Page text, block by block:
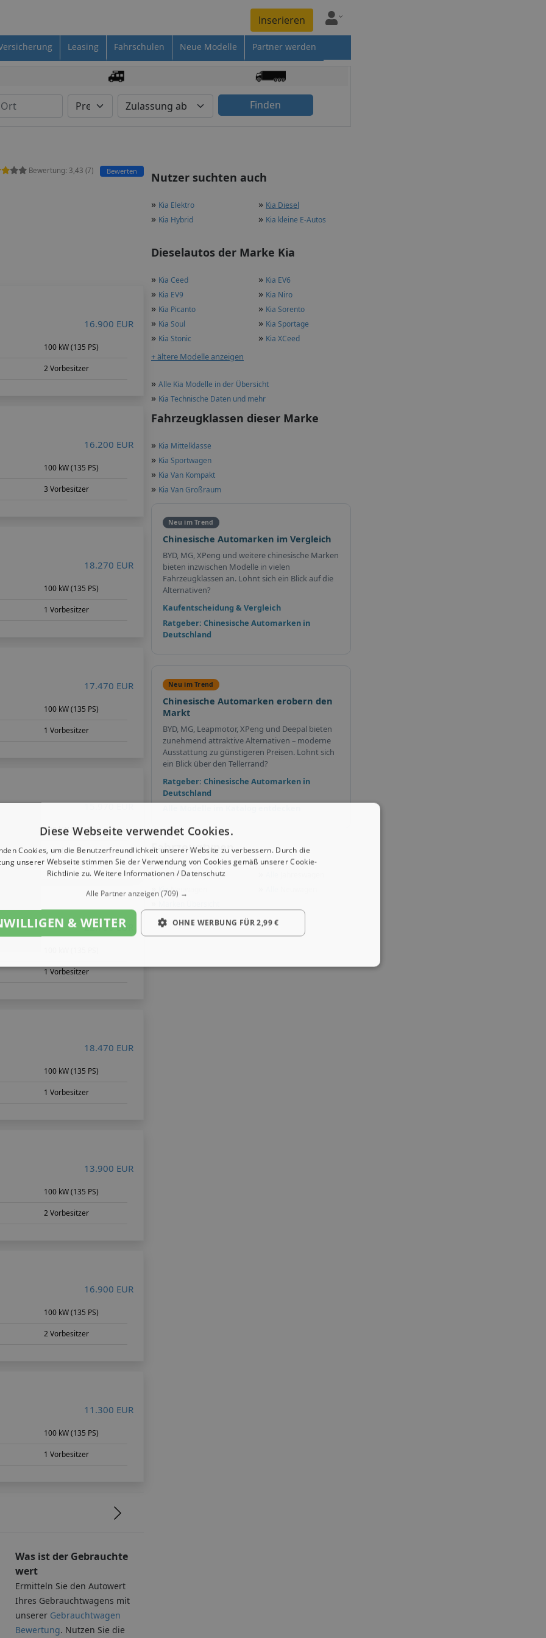
Inserieren
Leasing Fahrschulen Neue Modelle Partner werden
Finden
Nutzer suchten auch
» Kia Elektro » Kia Diesel
» Kia Hybrid » Kia kleine E-Autos
Dieselautos der Marke Kia
» Kia Ceed » Kia EV6
» Kia EV9 » Kia Niro
» Kia Picanto » Kia Sorento
» Kia Soul » Kia Sportage
» Kia Stonic » Kia XCeed
+ ältere Modelle anzeigen
» Alle Kia Modelle in der Übersicht
» Kia Technische Daten und mehr
Fahrzeugklassen dieser Marke
» Kia Mittelklasse
» Kia Sportwagen
» Kia Van Kompakt
» Kia Van Großraum
Neu im Trend
Chinesische Automarken im Vergleich
BYD, MG, XPeng und weitere chinesische Marken
bieten inzwischen Modelle in vielen
Fahrzeugklassen an. Lohnt sich ein Blick auf die
Alternativen?
Kaufentscheidung & Vergleich
Ratgeber: Chinesische Automarken in
Deutschland
Neu im Trend
Chinesische Automarken erobern den
Markt
BYD, MG, Leapmotor, XPeng und Deepal bieten
zunehmend attraktive Alternativen – moderne
Ausstattung zu günstigeren Preisen. Lohnt sich
ein Blick über den Tellerrand?
Ratgeber: Chinesische Automarken in
Deutschland
Fahrzeugtypen
»KiaJahreswagen
KiaNeuwagen
Bewertung: 3,43 (7) Bewerten
16.900 EUR
100 kW (135 PS)
2 Vorbesitzer
16.200 EUR
100 kW (135 PS)
3 Vorbesitzer
18.270 EUR
100 kW (135 PS)
1 Vorbesitzer
17.470 EUR
100 kW (135 PS)
1 Vorbesitzer
15.970 EUR
100 kW (135 PS)
1 Vorbesitzer
22.750 EUR
1 Vorbesitzer
18.470 EUR
100 kW (135 PS)
1 Vorbesitzer
13.900 EUR
100 kW (135 PS)
2 Vorbesitzer
16.900 EUR
100 kW (135 PS)
2 Vorbesitzer
11.300 EUR
100 kW (135 PS)
1 Vorbesitzer
Was ist der Gebrauchte
wert
Ermitteln Sie den Autowert
Ihres Gebrauchtwagens mit
unserer Gebrauchtwagen
Bewertung. Nutzen Sie die
Diese Webseite verwendet Cookies.
Cookies, um die Benutzerfreundlichkeit unserer Website zu verbessern. Durch die
unserer Webseite stimmen Sie der Verwendung von Cookies gemäß unserer Cookie-
Richtlinie zu. Weitere Informationen / Datenschutz
Alle Partner anzeigen(709) →
& WEITER OHNE WERBUNG FÜR 2,99 €